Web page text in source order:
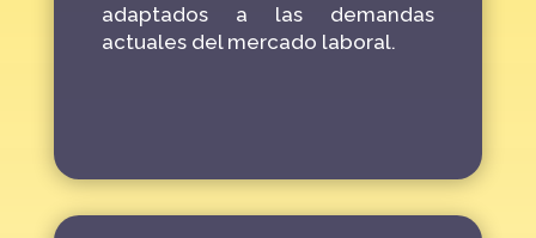
adaptados a las demandas
actuales del mercado laboral.